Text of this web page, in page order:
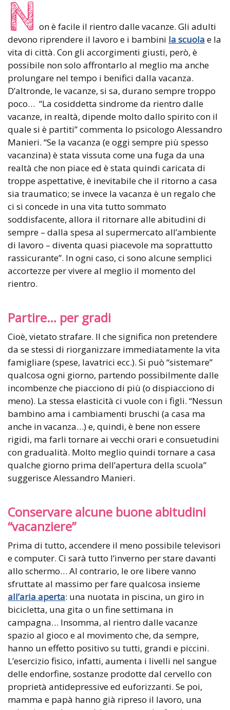
N on è facile il rientro dalle vacanze. Gli adulti
devono riprendere il lavoro e i bambini la scuola e la
vita di città. Con gli accorgimenti giusti, però, è
possibile non solo affrontarlo al meglio ma anche
prolungare nel tempo i benifici dalla vacanza.
D’altronde, le vacanze, si sa, durano sempre troppo
poco… “La cosiddetta sindrome da rientro dalle
vacanze, in realtà, dipende molto dallo spirito con il
quale si è partiti” commenta lo psicologo Alessandro
Manieri. “Se la vacanza (e oggi sempre più spesso
vacanzina) è stata vissuta come una fuga da una
realtà che non piace ed è stata quindi caricata di
troppe aspettative, è inevitabile che il ritorno a casa
sia traumatico; se invece la vacanza è un regalo che
ci si concede in una vita tutto sommato
soddisfacente, allora il ritornare alle abitudini di
sempre – dalla spesa al supermercato all’ambiente
di lavoro – diventa quasi piacevole ma soprattutto
rassicurante”. In ogni caso, ci sono alcune semplici
accortezze per vivere al meglio il momento del
rientro.
Partire… per gradi
Cioè, vietato strafare. Il che significa non pretendere
da se stessi di riorganizzare immediatamente la vita
famigliare (spese, lavatrici ecc.). Si può “sistemare”
qualcosa ogni giorno, partendo possibilmente dalle
incombenze che piacciono di più (o dispiacciono di
meno). La stessa elasticità ci vuole con i figli. “Nessun
bambino ama i cambiamenti bruschi (a casa ma
anche in vacanza…) e, quindi, è bene non essere
rigidi, ma farli tornare ai vecchi orari e consuetudini
con gradualità. Molto meglio quindi tornare a casa
qualche giorno prima dell’apertura della scuola”
suggerisce Alessandro Manieri.
Conservare alcune buone abitudini
“vacanziere”
Prima di tutto, accendere il meno possibile televisori
e computer. Ci sarà tutto l’inverno per stare davanti
allo schermo… Al contrario, le ore libere vanno
sfruttate al massimo per fare qualcosa insieme
all’aria aperta: una nuotata in piscina, un giro in
bicicletta, una gita o un fine settimana in
campagna… Insomma, al rientro dalle vacanze
spazio al gioco e al movimento che, da sempre,
hanno un effetto positivo su tutti, grandi e piccini.
L’esercizio fisico, infatti, aumenta i livelli nel sangue
delle endorfine, sostanze prodotte dal cervello con
proprietà antidepressive ed euforizzanti. Se poi,
mamma e papà hanno già ripreso il lavoro, una